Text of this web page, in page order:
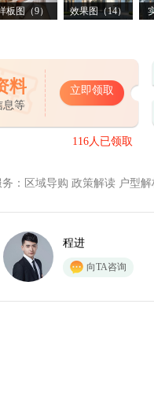
板图（9） 效果图（14）
料
息等
立即领取
116人已领取
：区域导购 政策解读 户型解
程进
向TA咨询